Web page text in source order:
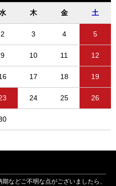
木 金 土
2 3 4 5
9 10 11 12
17 18 19
24 25 26
などご不明な点がございましたら、